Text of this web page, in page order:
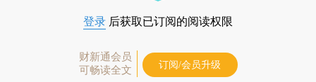
登录 后获取已订阅的阅读权限
财新通会员
可畅读全文
订阅/会员升级